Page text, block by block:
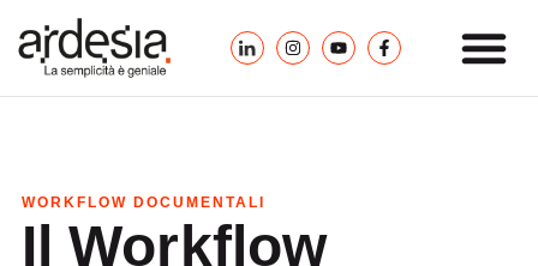
WORKFLOW DOCUMENTALI
Il Workflow